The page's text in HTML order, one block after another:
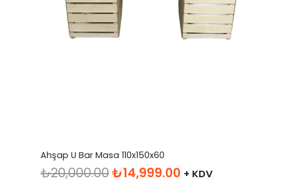
Ahşap U Bar Masa 110x150x60
₺20,000.00Orijinal
₺14,999.00Şu
+ KDV